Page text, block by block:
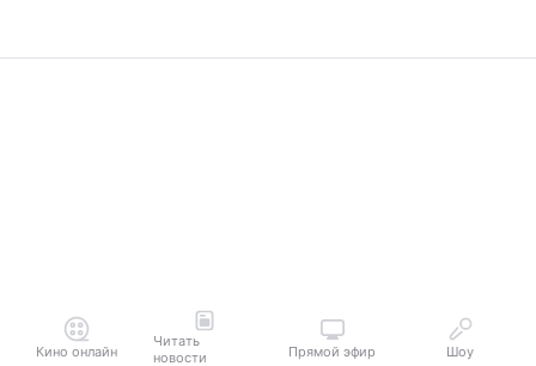
Кино онлайн
Читать
новости
Прямой эфир Шоу